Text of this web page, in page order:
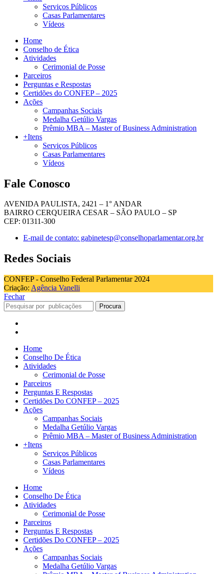
Serviços Públicos
Casas Parlamentares
Vídeos
Home
Conselho de Ética
Atividades
Cerimonial de Posse
Parceiros
Perguntas e Respostas
Certidões do CONFEP – 2025
Ações
Campanhas Sociais
Medalha Getúlio Vargas
Prêmio MBA – Master of Business Administration
+Itens
Serviços Públicos
Casas Parlamentares
Vídeos
Fale Conosco
AVENIDA PAULISTA, 2421 – 1° ANDAR
BAIRRO CERQUEIRA CESAR – SÃO PAULO – SP
CEP: 01311-300
E-mail de contato: gabinetesp@conselhoparlamentar.org.br
Redes Sociais
CONFEP - Conselho Federal Parlamentar 2024
Criação: Agência Vanelli
Fechar
Procura
Home
Conselho De Ética
Atividades
Cerimonial de Posse
Parceiros
Perguntas E Respostas
Certidões Do CONFEP – 2025
Ações
Campanhas Sociais
Medalha Getúlio Vargas
Prêmio MBA – Master of Business Administration
+Itens
Serviços Públicos
Casas Parlamentares
Vídeos
Home
Conselho De Ética
Atividades
Cerimonial de Posse
Parceiros
Perguntas E Respostas
Certidões Do CONFEP – 2025
Ações
Campanhas Sociais
Medalha Getúlio Vargas